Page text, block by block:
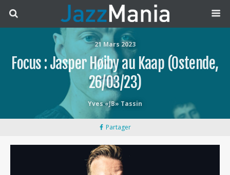
21 Mars 2023
Focus : Jasper Høiby au Kaap (Ostende,
26/03/23)
Yves «JB» Tassin
Partager